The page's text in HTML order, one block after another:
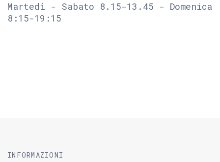
Martedì - Sabato 8.15-13.45 - Domenica
8:15-19:15
INFORMAZIONI